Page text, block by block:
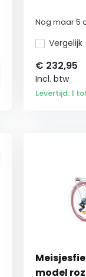
Nog maar 5
Vergelijk
€ 232,95
Incl. btw
Levertijd: 1
model